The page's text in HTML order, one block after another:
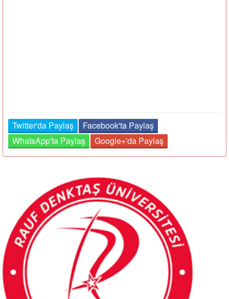
Twitter'da Paylaş
Facebook'ta Paylaş
WhatsApp'ta Paylaş
Google+'da Paylaş